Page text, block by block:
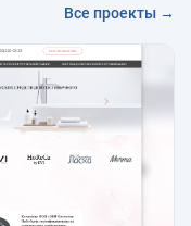
Все проекты →